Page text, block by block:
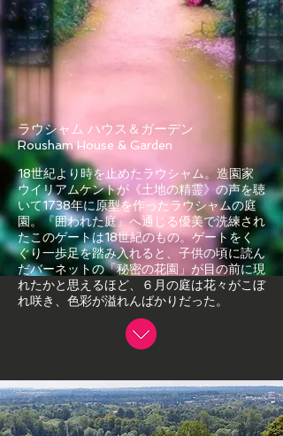
ラウシャム ハウス＆ガーデン
Rousham House & Garden
18世紀より時を止めたラウシャム。造園家
ウイリアムケントが《土地の精霊》の声を聴
いて1738年に原型を作ったラウシャムの庭
園。『囲われた庭』へ通じる優美で洗練され
たこのゲートは18世紀のもの。ゲートをく
ぐり一歩足を踏み入れると、子供の頃に読ん
だバーネットの「秘密の花園」が目の前に現
れたかと思えるほど、６月の庭は花々がこぼ
れ咲き、色彩が溢れんばかりだった。